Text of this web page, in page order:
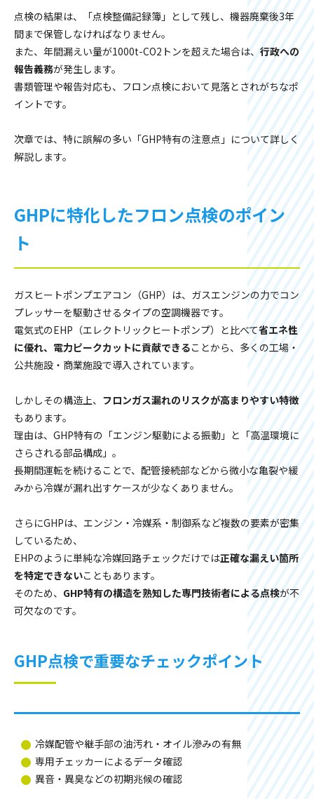
点検の結果は、「点検整備記録簿」として残し、機器廃棄後3年
間まで保管しなければなりません。
また、年間漏えい量が1000t-CO2トンを超えた場合は、行政への
報告義務が発生します。
書類管理や報告対応も、フロン点検において見落とされがちなポ
イントです。
次章では、特に誤解の多い「GHP特有の注意点」について詳しく
解説します。
GHPに特化したフロン点検のポイン
ト
ガスヒートポンプエアコン（GHP）は、ガスエンジンの力でコン
プレッサーを駆動させるタイプの空調機器です。
電気式のEHP（エレクトリックヒートポンプ）と比べて省エネ性
に優れ、電力ピークカットに貢献できることから、多くの工場・
公共施設・商業施設で導入されています。
しかしその構造上、 フロンガス漏れのリスクが高まりやすい特徴
もあります。
理由は、GHP特有の「エンジン駆動による振動」と「高温環境に
さらされる部品構成」。
長期間運転を続けることで、配管接続部などから微小な亀裂や緩
みから冷媒が漏れ出すケースが少なくありません。
さらにGHPは、エンジン・冷媒系・制御系など複数の要素が密集
しているため、
EHPのように単純な冷媒回路チェックだけでは正確な漏えい箇所
を特定できないこともあります。
そのため、 GHP特有の構造を熟知した専門技術者による点検が不
可欠なのです。
GHP点検で重要なチェックポイント
冷媒配管や継手部の油汚れ・オイル滲みの有無
専用チェッカーによるデータ確認
異音・異臭などの初期兆候の確認